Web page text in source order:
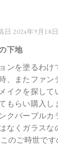
い在庫状況に
る可能性がご
３営業日での発
まで１～２週間
さい。
ル等の理由に